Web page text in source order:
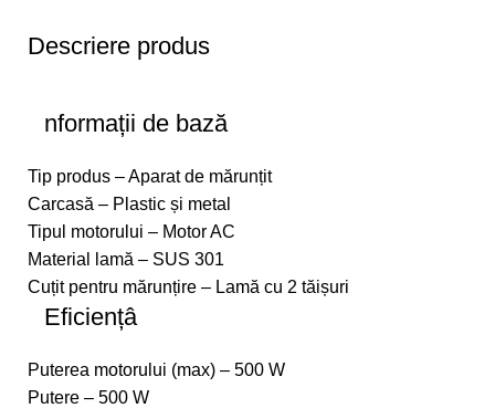
Descriere produs
nformații de bază
Tip produs – Aparat de mărunțit
Carcasă – Plastic și metal
Tipul motorului – Motor AC
Material lamă – SUS 301
Cuțit pentru mărunțire – Lamă cu 2 tăișuri
Eficiențâ
Puterea motorului (max) – 500 W
Putere – 500 W